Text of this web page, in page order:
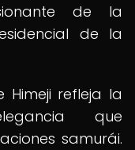
de la
de la
Himeji refleja la
que
samurái.